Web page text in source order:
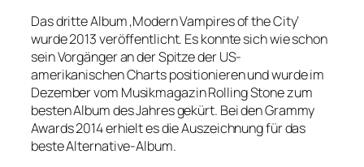
Das dritte Album ‚Modern Vampires of the City‘
wurde 2013 veröffentlicht. Es konnte sich wie schon
sein Vorgänger an der Spitze der US-
amerikanischen Charts positionieren und wurde im
Dezember vom Musikmagazin Rolling Stone zum
besten Album des Jahres gekürt. Bei den Grammy
Awards 2014 erhielt es die Auszeichnung für das
beste Alternative-Album.